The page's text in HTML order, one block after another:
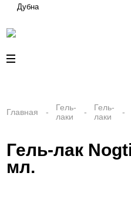
Дубна
Главная
Гель-
лаки
Гель-
лаки
Гель-лак
мл.